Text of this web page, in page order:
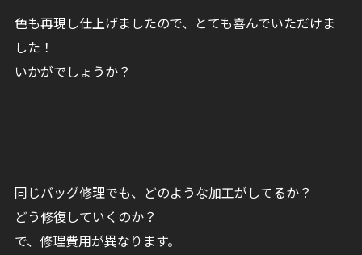
色も再現し仕上げましたので、とても喜んでいただけま
した！
いかがでしょうか？
同じバッグ修理でも、どのような加工がしてるか？
どう修復していくのか？
で、修理費用が異なります。